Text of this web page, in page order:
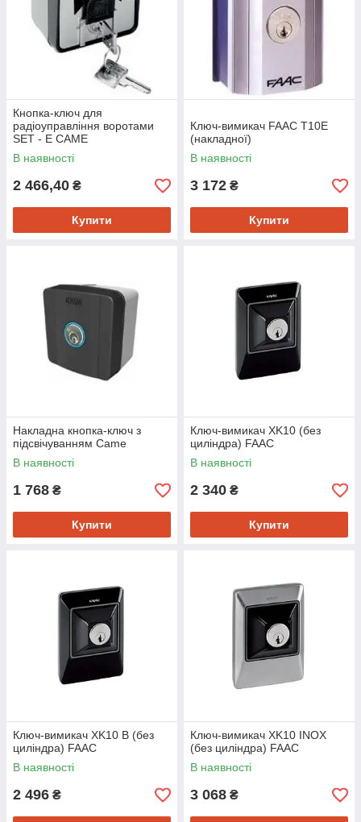
Кнопка-ключ для
радіоуправління воротами
SET - E САМЕ
В наявності
2 466,40 ₴
Купити
Ключ-вимикач FAAC T10E
(накладної)
В наявності
3 172 ₴
Купити
Накладна кнопка-ключ з
підсвічуванням Came
В наявності
1 768 ₴
Купити
Ключ-вимикач XK10 (без
циліндра) FAAC
В наявності
2 340 ₴
Купити
Ключ-вимикач XK10 B (без
циліндра) FAAC
В наявності
2 496 ₴
Ключ-вимикач XK10 INOX
(без циліндра) FAAC
В наявності
3 068 ₴